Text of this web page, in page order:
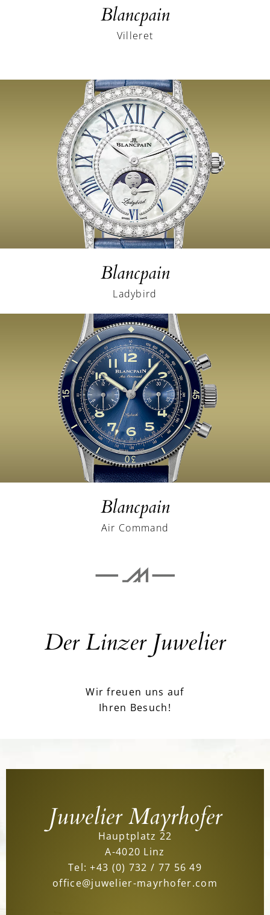
Blancpain
Villeret
Blancpain
Ladybird
Blancpain
Air Command
Der Linzer Juwelier
Wir freuen uns auf
Ihren Besuch!
Juwelier Mayrhofer
Hauptplatz 22
A-4020 Linz
Tel:+43 (0) 732 / 77 56 49
office@juwelier-mayrhofer.com